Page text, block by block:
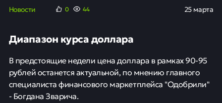
Новости 0 44 25 марта
Диапазон курса доллара
В предстоящие недели цена доллара в рамках 90-95
рублей останется актуальной, по мнению главного
специалиста финансового маркетплейса "Одобрили"
- Богдана Зварича.